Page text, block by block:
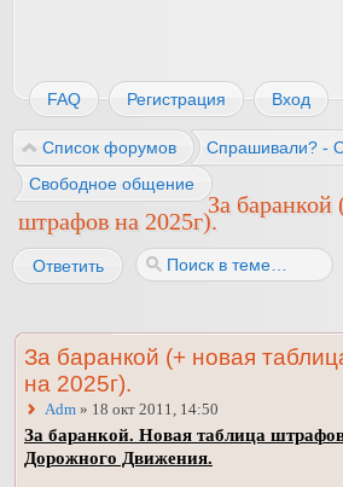
FAQ Регистрация Вход
Список форумов
Спрашивали? -
Свободное общение
За баранкой
штрафов на 2025г).
Ответить
За баранкой (+ новая
на 2025г).
Adm » 18 окт 2011, 14:50
За баранкой. Новая таблица
Дорожного Движения.